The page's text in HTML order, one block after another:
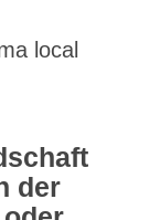
local
der